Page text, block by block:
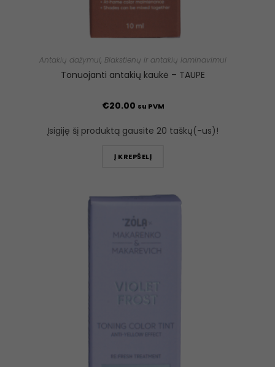
Antakių dažymui, Blakstienų ir antakių laminavimui
Tonuojanti antakių kaukė – TAUPE
€20.00 su PVM
Įsigiję šį produktą gausite 20 taškų(-us)!
Į KREPŠELĮ